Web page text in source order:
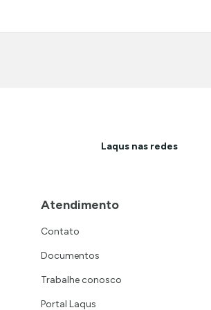
Laqus nas redes
Atendimento
Contato
Documentos
Trabalhe conosco
Portal Laqus